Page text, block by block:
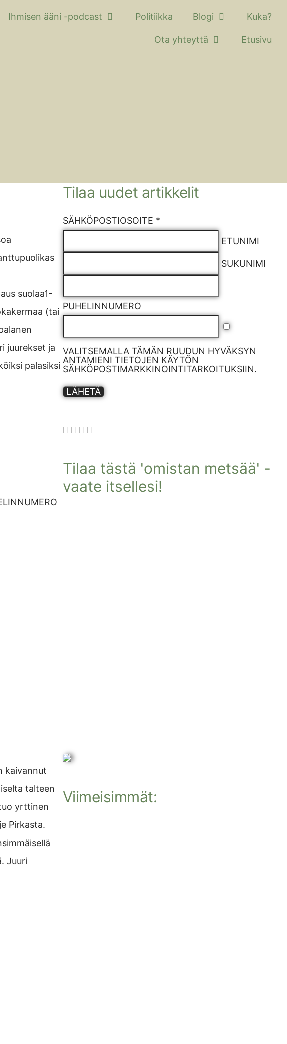
Ihmisen ääni -podcast Politiikka Blogi Kuka?
Ota yhteyttä Etusivu
suolaa1-
(tai
juurekset ja
palasiksi
kaivannut
talteen
yrttinen
Pirkasta.
Juuri
Tilaa uudet artikkelit
SÄHKÖPOSTIOSOITE *
ETUNIMI
SUKUNIMI
PUHELINNUMERO
VALITSEMALLA TÄMÄN RUUDUN HYVÄKSYN
ANTAMIENI TIETOJEN KÄYTÖN
SÄHKÖPOSTIMARKKINOINTITARKOITUKSIIN.
LÄHETÄ
Tilaa tästä 'omistan metsää' -
vaate itsellesi!
Viimeisimmät: